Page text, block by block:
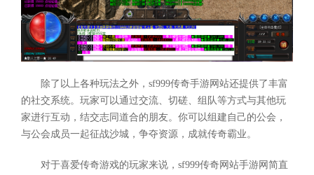
除了以上各种玩法之外，sf999传奇手游网站还提供了丰富
的社交系统。玩家可以通过交流、切磋、组队等方式与其他玩
家进行互动，结交志同道合的朋友。你可以组建自己的公会，
与公会成员一起征战沙城，争夺资源，成就传奇霸业。
对于喜爱传奇游戏的玩家来说，sf999传奇网站手游网简直